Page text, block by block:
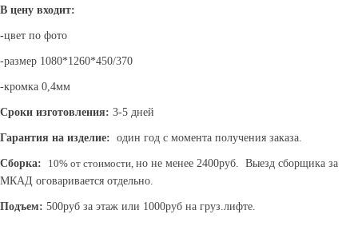
В цену входит:
-цвет по фото
-размер 1080*1260*450/370
-кромка 0,4мм
Сроки изготовления: 3-5 дней
Гарантия на изделие: один год с момента получения заказа.
Сборка: 10% от стоимости, но не менее 2400руб. Выезд сборщика за
МКАД оговаривается отдельно.
Подъем: 500руб за этаж или 1000руб на груз.лифте.